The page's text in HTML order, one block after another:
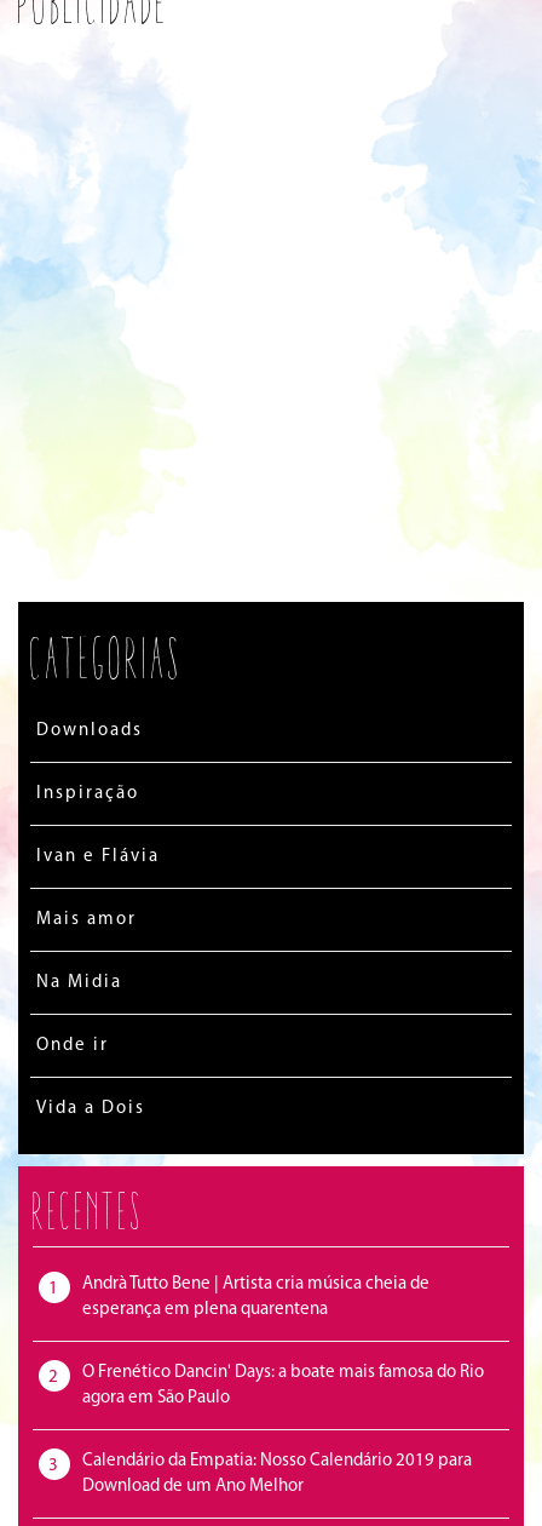
Categorias
Downloads
Inspiração
Ivan e Flávia
Mais amor
Na Midia
Onde ir
Vida a Dois
Recentes
1
Andrà Tutto Bene | Artista cria música cheia de
esperança em plena quarentena
2
O Frenético Dancin' Days: a boate mais famosa do Rio
agora em São Paulo
3
Calendário da Empatia: Nosso Calendário 2019 para
Download de um Ano Melhor